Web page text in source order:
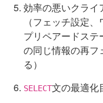
効率の悪いクライ
（フェッチ設定
プリペアードステ
の同じ情報の再フ
る）
SELECT文の最適化